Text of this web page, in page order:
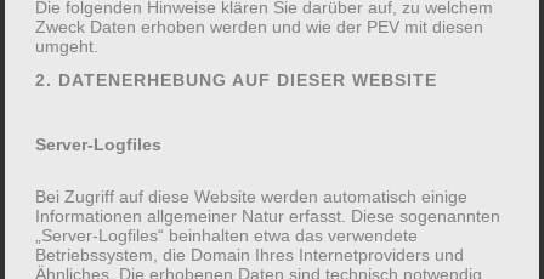
Ob kreativ, aktiv oder einfach neugierig – hier
können Groß und Klein gemeinsam entdecken,
lachen und unvergessliche Sommermomente
Zwischendurch werden wir uns bei kühlen
Wir freuen uns auf euch!
Die folgenden Hinweise klären Sie darüber auf, zu welchem
Zweck Daten erhoben werden und wie der PEV mit diesen
umgeht.
2. DATENERHEBUNG AUF DIESER WEBSITE
Server-Logfiles
Bei Zugriff auf diese Website werden automatisch einige
Informationen allgemeiner Natur erfasst. Diese sogenannten
„Server-Logfiles“ beinhalten etwa das verwendete
Betriebssystem, die Domain Ihres Internetproviders und
Ähnliches. Die erhobenen Daten sind technisch notwendig,